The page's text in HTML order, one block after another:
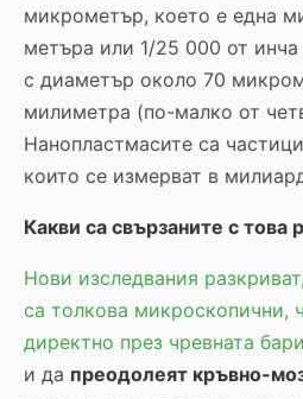
микрометър, което е една
метъра или 1/25 000 от
с диаметър около 70
милиметра (по-малко от
Нанопластмасите са
които се измерват в
Какви са свързаните с това
Нови изследвания
са толкова микроскопични,
директно през чревната
и да преодолеят кръвно-